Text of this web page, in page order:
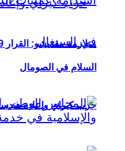
حزب كيراي وإعادة
السلام في الصومال